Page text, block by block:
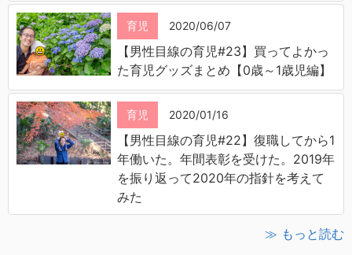
育児 2020/06/07
【男性目線の育児#23】買ってよかっ
た育児グッズまとめ【0歳～1歳児編】
育児 2020/01/16
【男性目線の育児#22】復職してから1
年働いた。年間表彰を受けた。2019年
を振り返って2020年の指針を考えて
みた
≫ もっと読む